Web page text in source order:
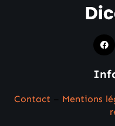
Contact Mentions